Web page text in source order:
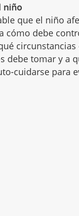
niño
que el niño
cómo debe
debe tomar y a
cuidarse para